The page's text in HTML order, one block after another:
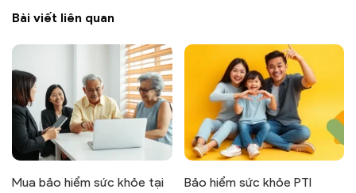
Bài viết liên quan
Mua bảo hiểm sức khỏe tại
Bảo hiểm sức khỏe PTI